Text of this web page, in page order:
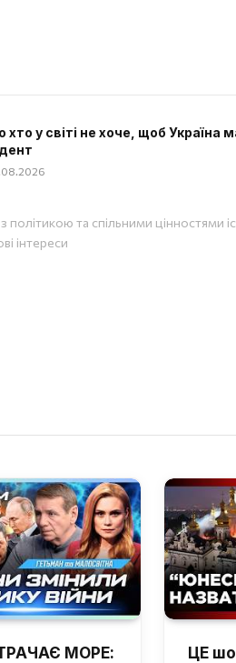
хто у світі не хоче, щоб Україна
політикою та спільними цінностями
інтереси
МОРЕ:
ЦЕ